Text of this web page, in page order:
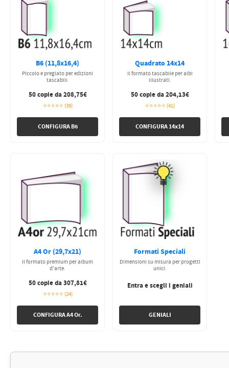
B6 (11,8x16,4)
Piccolo e pregiato per edizioni
tascabili.
50 copie da 208,75€
⭐⭐⭐⭐⭐ (36)
CONFIGURA B6
Quadrato 14x14
Il formato tascabile per albi
illustrati.
50 copie da 204,13€
⭐⭐⭐⭐⭐ (41)
CONFIGURA 14x14
A4 Or (29,7x21)
Il formato premium per album
d'arte.
50 copie da 307,81€
⭐⭐⭐⭐⭐ (24)
CONFIGURA A4 Or.
Formati Speciali
Dimensioni su misura per progetti
unici.
Entra e scegli i geniali
GENIALI